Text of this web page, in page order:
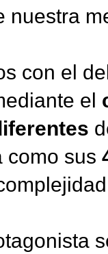
nuestra
con el
el
como sus